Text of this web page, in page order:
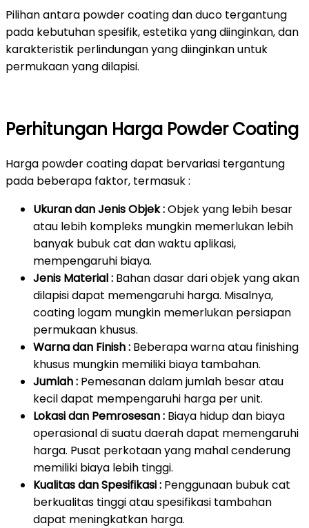
Pilihan antara powder coating dan duco tergantung
pada kebutuhan spesifik, estetika yang diinginkan, dan
karakteristik perlindungan yang diinginkan untuk
permukaan yang dilapisi.
Perhitungan Harga Powder Coating
Harga powder coating dapat bervariasi tergantung
pada beberapa faktor, termasuk :
Ukuran dan Jenis Objek :Objek yang lebih besar
atau lebih kompleks mungkin memerlukan lebih
banyak bubuk cat dan waktu aplikasi,
mempengaruhi biaya.
Jenis Material : Bahan dasar dari objek yang akan
dilapisi dapat memengaruhi harga. Misalnya,
coating logam mungkin memerlukan persiapan
permukaan khusus.
Warna dan Finish : Beberapa warna atau finishing
khusus mungkin memiliki biaya tambahan.
Jumlah : Pemesanan dalam jumlah besar atau
kecil dapat mempengaruhi harga per unit.
Lokasi dan Pemrosesan : Biaya hidup dan biaya
operasional di suatu daerah dapat memengaruhi
harga. Pusat perkotaan yang mahal cenderung
memiliki biaya lebih tinggi.
Kualitas dan Spesifikasi : Penggunaan bubuk cat
berkualitas tinggi atau spesifikasi tambahan
dapat meningkatkan harga.